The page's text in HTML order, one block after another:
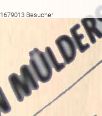
1679013 Besucher